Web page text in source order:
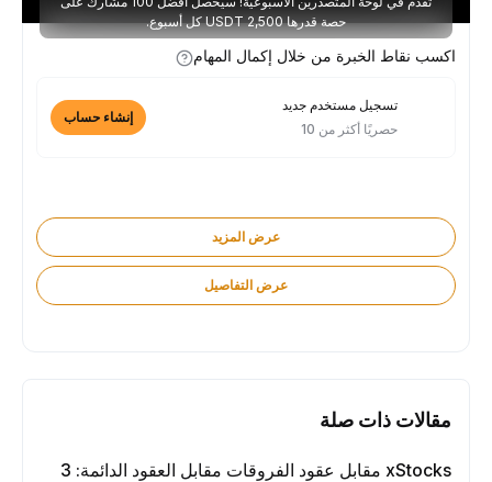
حصة قدرها 2,500 USDT كل أسبوع.
اكسب نقاط الخبرة من خلال إكمال المهام
تسجيل مستخدم جديد
حصريًا أكثر من 10
إنشاء حساب
عرض المزيد
عرض التفاصيل
مقالات ذات صلة
xStocks مقابل عقود الفروقات مقابل العقود الدائمة: 3